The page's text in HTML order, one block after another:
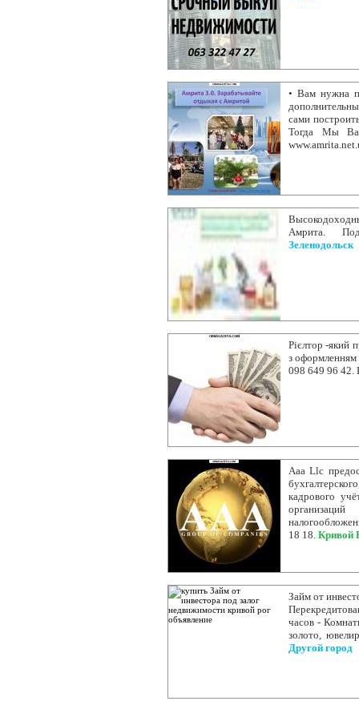
• Вам нужна
сами
Тогда Мы
Амрита.
Зеленодольск
Рієлтор -який
з оформленням
098 649 96 42.
Aaa Llc
кадрового
18 18. Кривой
Займ от
часов -
золото,
Другой город